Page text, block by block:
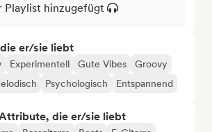
Playlist hinzugefügt
er/sie liebt
Experimentell Gute Vibes
Groovy
Psychologisch Entspannend
die er/sie liebt